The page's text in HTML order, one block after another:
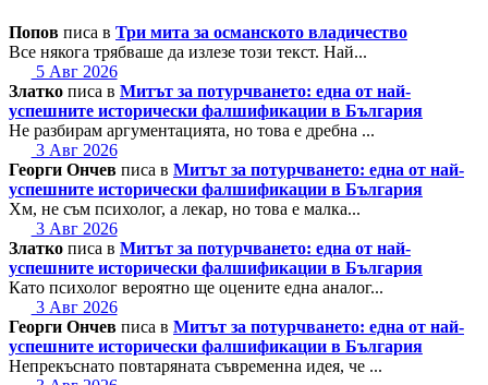
Попов писа в Три мита за османското владичество
Все някога трябваше да излезе този текст. Най...
5 Авг 2026
Златко писа в Митът за потурчването: една от най-
успешните исторически фалшификации в България
Не разбирам аргументацията, но това е дребна ...
3 Авг 2026
Георги Ончев писа в Митът за потурчването: една от най-
успешните исторически фалшификации в България
Хм, не съм психолог, а лекар, но това е малка...
3 Авг 2026
Златко писа в Митът за потурчването: една от най-
успешните исторически фалшификации в България
Като психолог вероятно ще оцените една аналог...
3 Авг 2026
Георги Ончев писа в Митът за потурчването: една от най-
успешните исторически фалшификации в България
Непрекъснато повтаряната съвременна идея, че ...